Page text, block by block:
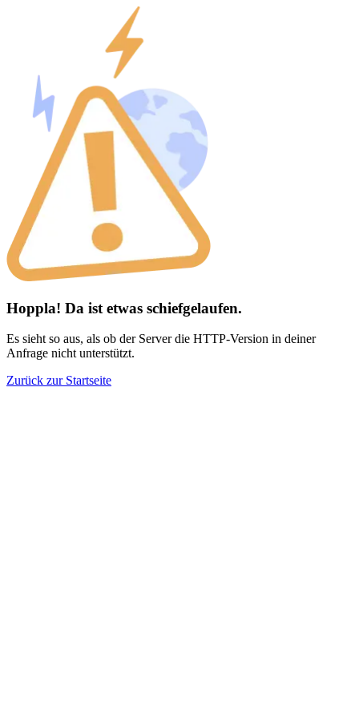
Hoppla! Da ist etwas schiefgelaufen.
Es sieht so aus, als ob der Server die HTTP-Version in deiner
Anfrage nicht unterstützt.
Zurück zur Startseite